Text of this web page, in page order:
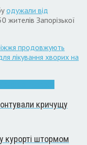
одужали від
жителів Запорізької
продовжують
лікування хворих на
кричущу
курорті штормом